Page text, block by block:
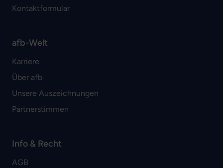
Kontaktformular
afb-Welt
Karriere
Über afb
Unsere Auszeichnungen
Partnerstimmen
Info & Recht
AGB